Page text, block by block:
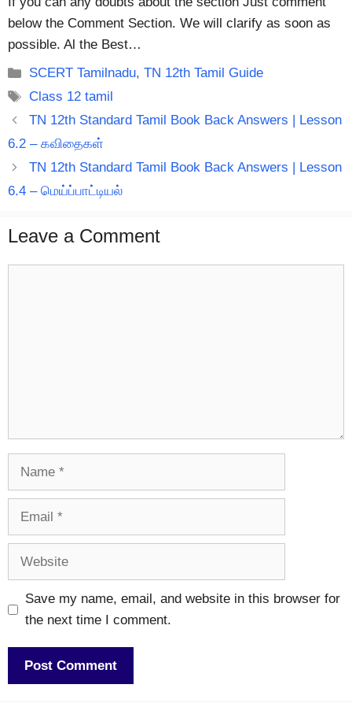
below the Comment Section. We will clarify as soon as
possible. Al the Best…
Categories
SCERT Tamilnadu,TN 12th Tamil Guide
Tags
Class 12 tamil
TN 12th Standard Tamil Book Back Answers | Lesson
6.2 – கவிதைகள்
TN 12th Standard Tamil Book Back Answers | Lesson
6.4 – மெய்ப்பாட்டியல்
Leave a Comment
Name
Email
Website
Save my name, email, and website in this browser for
the next time I comment.